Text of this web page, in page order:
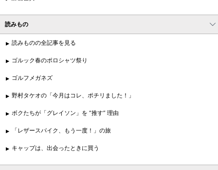
読みもの
読みものの全記事を見る
ゴルック春のポロシャツ祭り
ゴルフメガネズ
野村タケオの「今月はコレ、ポチリました！」
ボクたちが「グレイソン」を “推す” 理由
「レザースパイク、もう一度！」の旅
キャップは、出会ったときに買う